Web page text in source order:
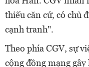
thiếu căn cứ, có chủ
cạnh tranh".
Theo phía CGV, sự
cộng đồng mạng